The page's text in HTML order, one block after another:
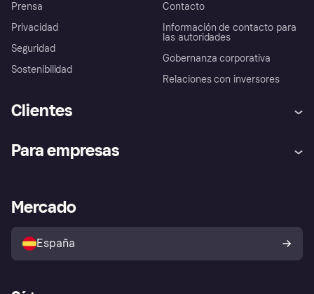
Prensa
Privacidad
Seguridad
Sostenibilidad
Contacto
Información de contacto para
las autoridades
Gobernanza corporativa
Relaciones con inversores
Clientes
Inicio de sesión
Directorio de tiendas
Política de protección al
comprador de Klarna
Reclamaciones
Para empresas
Acceso empresas
Mercado
España